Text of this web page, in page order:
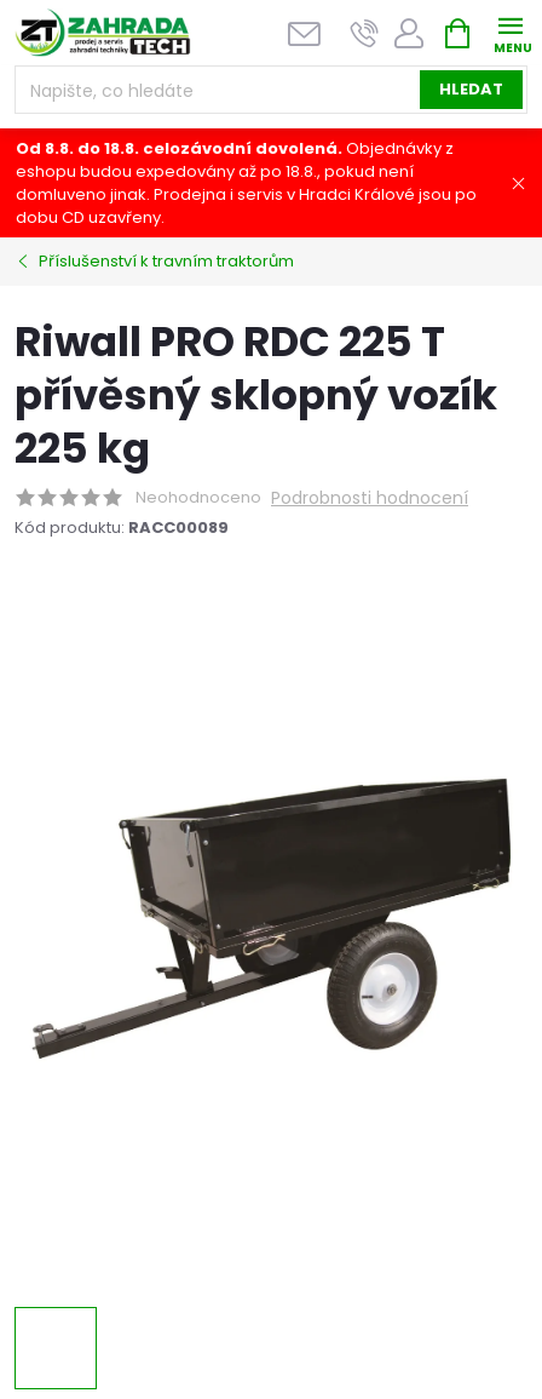
Přejít
na
obsah
HLEDAT
NÁKUPNÍ
KOŠÍK
Od 8.8. do 18.8. celozávodní dovolená.Objednávky z
eshopu budou expedovány až po 18.8., pokud není
domluveno jinak. Prodejna i servis v Hradci Králové jsou po
dobu CD uzavřeny.
Příslušenství k travním traktorům
Riwall PRO RDC 225 T
přívěsný sklopný vozík
225 kg
Neohodnoceno Podrobnosti hodnocení
Kód produktu: RACC00089